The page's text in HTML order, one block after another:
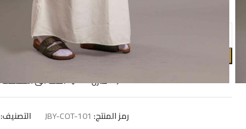
إضافة إلى السلة
قارن
اضف الى المفضلة
رمز المنتج: JBY-COT-101 التصنيف: